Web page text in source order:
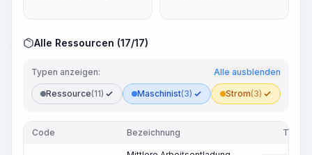
Alle Ressourcen (17/17)
Typen anzeigen: Alle ausblenden
Ressource(11) Maschinist(3) Strom(3)
Code Bezeichnung Typ